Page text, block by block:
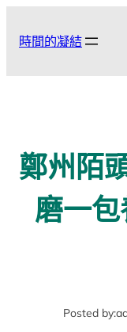
時間的凝結
鄭州陌
磨一
Posted by: